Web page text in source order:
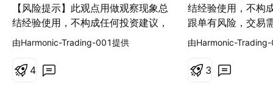
【风险提示】此观点用做观察现象总
结经验使用，不构成任何投资建议，
跟单有风险，交易需谨慎！
由Harmonic-Trading-001提供
4
结经验使用，不构
跟单有风险，交易
由Harmonic-
3